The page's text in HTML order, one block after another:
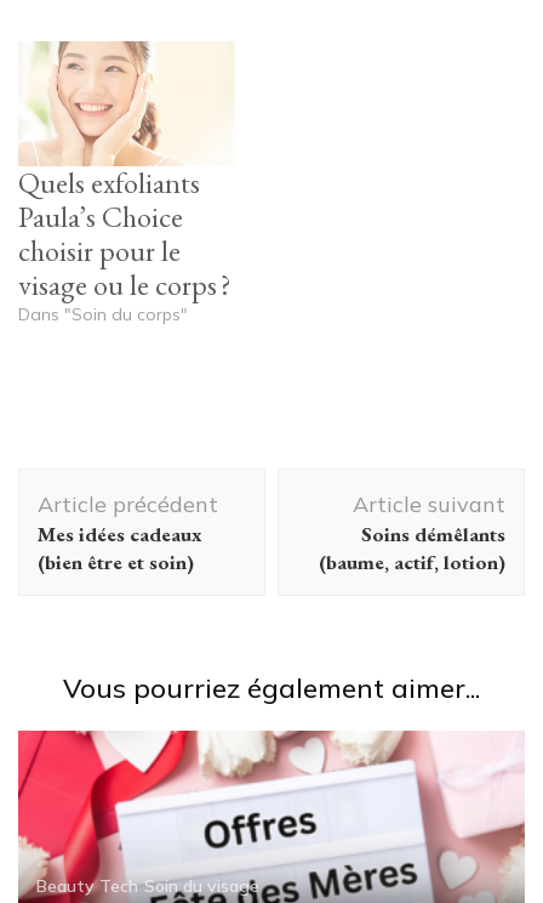
Quels exfoliants
Paula’s Choice
choisir pour le
visage ou le corps ?
Dans "Soin du corps"
d'article
Article précédent
Mes idées cadeaux
(bien être et soin)
Article suivant
Soins démêlants
(baume, actif, lotion)
Vous pourriez également aimer...
Beauty Tech Soin du visage